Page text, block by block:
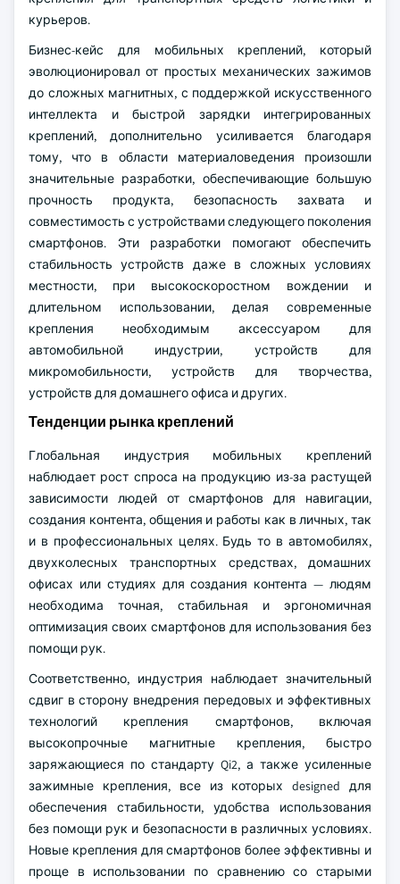
курьеров.
Бизнес-кейс для мобильных креплений, который
эволюционировал от простых механических зажимов
до сложных магнитных, с поддержкой искусственного
интеллекта и быстрой зарядки интегрированных
креплений, дополнительно усиливается благодаря
тому, что в области материаловедения произошли
значительные разработки, обеспечивающие большую
прочность продукта, безопасность захвата и
совместимость с устройствами следующего поколения
смартфонов. Эти разработки помогают обеспечить
стабильность устройств даже в сложных условиях
местности, при высокоскоростном вождении и
длительном использовании, делая современные
крепления необходимым аксессуаром для
автомобильной индустрии, устройств для
микромобильности, устройств для творчества,
устройств для домашнего офиса и других.
Тенденции рынка креплений
Глобальная индустрия мобильных креплений
наблюдает рост спроса на продукцию из-за растущей
зависимости людей от смартфонов для навигации,
создания контента, общения и работы как в личных, так
и в профессиональных целях. Будь то в автомобилях,
двухколесных транспортных средствах, домашних
офисах или студиях для создания контента — людям
необходима точная, стабильная и эргономичная
оптимизация своих смартфонов для использования без
помощи рук.
Соответственно, индустрия наблюдает значительный
сдвиг в сторону внедрения передовых и эффективных
технологий крепления смартфонов, включая
высокопрочные магнитные крепления, быстро
заряжающиеся по стандарту Qi2, а также усиленные
зажимные крепления, все из которых designed для
обеспечения стабильности, удобства использования
без помощи рук и безопасности в различных условиях.
Новые крепления для смартфонов более эффективны и
проще в использовании по сравнению со старыми